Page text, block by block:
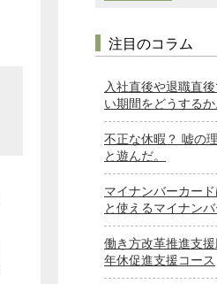
注目のコラム
入社直後や退職直
い期間をどうするか
不正な休暇？ 嘘の
と遊んだ。
マイナンバーカー
と使えるマイナン
働き方改革推進支
年休促進支援コース